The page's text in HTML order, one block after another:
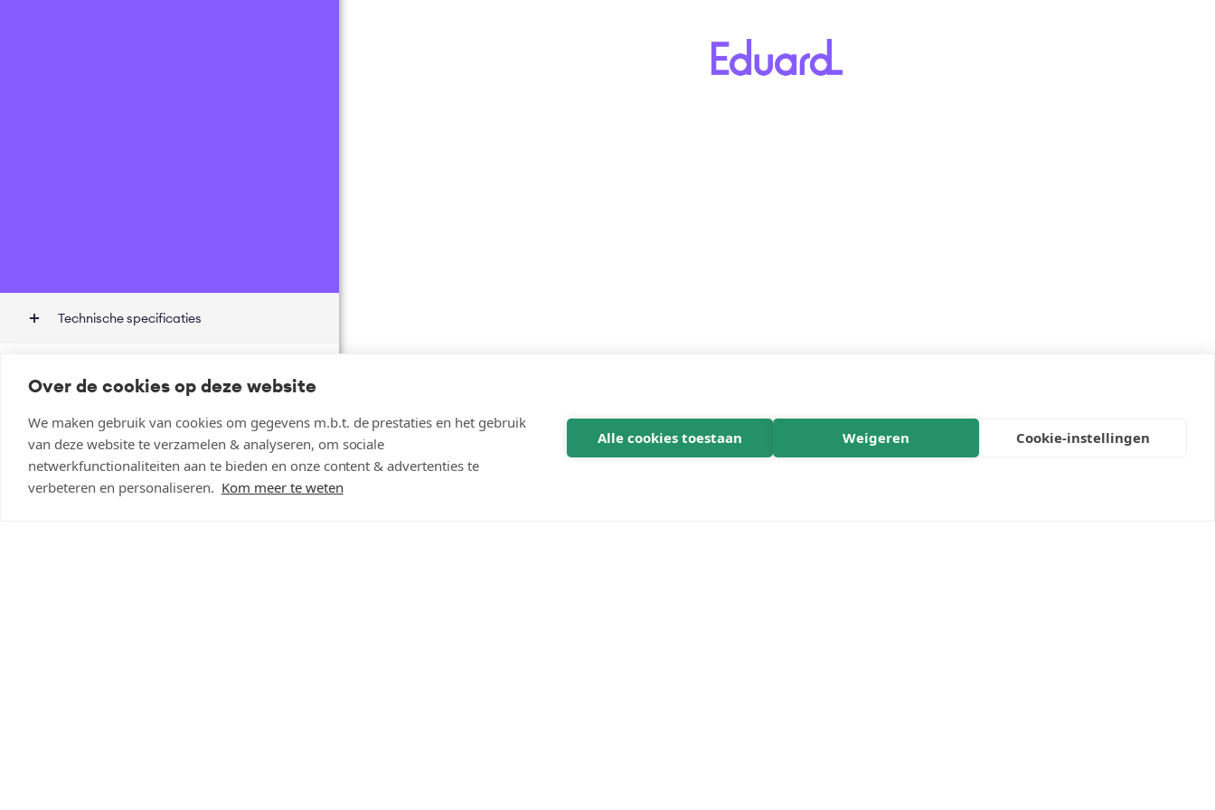
Over de cookies op deze website
We maken gebruik van cookies om gegevens m.b.t. de prestaties en het gebruik
van deze website te verzamelen & analyseren, om sociale
netwerkfunctionaliteiten aan te bieden en onze content & advertenties te
verbeteren en personaliseren. Kom meer te weten
Alle cookies toestaan Weigeren Cookie-instellingen
Technische specificaties
Incl.0% BTW
Scherpste prijs weten?
Opslaan & delen